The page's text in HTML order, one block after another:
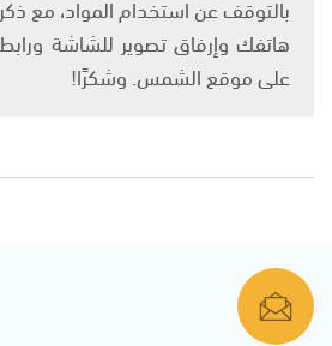
هاتفك وإرفاق تصوير للشاشة
على موقع الشمس. وشكرًا!